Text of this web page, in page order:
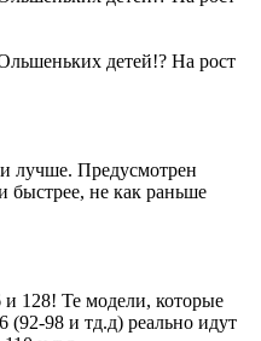
детей!? На рост
лучше. Предусмотрен
быстрее, не как раньше
128! Те модели, которые
(92-98 и тд.д) реально идут